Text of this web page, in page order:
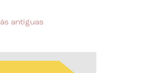
antiguas